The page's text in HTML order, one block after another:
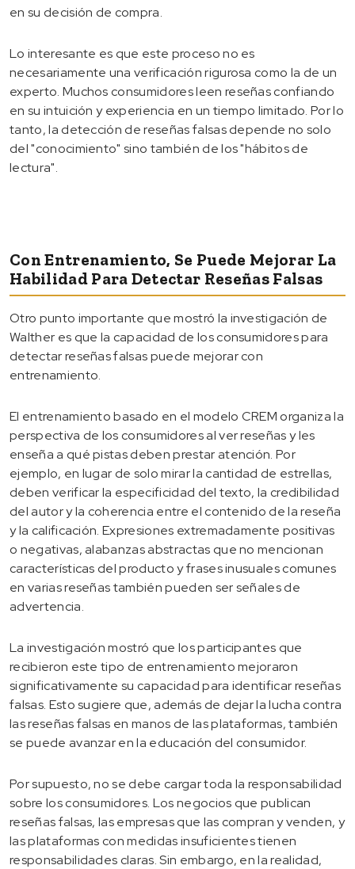
en su decisión de compra.
Lo interesante es que este proceso no es
necesariamente una verificación rigurosa como la de un
experto. Muchos consumidores leen reseñas confiando
en su intuición y experiencia en un tiempo limitado. Por lo
tanto, la detección de reseñas falsas depende no solo
del "conocimiento" sino también de los "hábitos de
lectura".
Con Entrenamiento, Se Puede Mejorar La
Habilidad Para Detectar Reseñas Falsas
Otro punto importante que mostró la investigación de
Walther es que la capacidad de los consumidores para
detectar reseñas falsas puede mejorar con
entrenamiento.
El entrenamiento basado en el modelo CREM organiza la
perspectiva de los consumidores al ver reseñas y les
enseña a qué pistas deben prestar atención. Por
ejemplo, en lugar de solo mirar la cantidad de estrellas,
deben verificar la especificidad del texto, la credibilidad
del autor y la coherencia entre el contenido de la reseña
y la calificación. Expresiones extremadamente positivas
o negativas, alabanzas abstractas que no mencionan
características del producto y frases inusuales comunes
en varias reseñas también pueden ser señales de
advertencia.
La investigación mostró que los participantes que
recibieron este tipo de entrenamiento mejoraron
significativamente su capacidad para identificar reseñas
falsas. Esto sugiere que, además de dejar la lucha contra
las reseñas falsas en manos de las plataformas, también
se puede avanzar en la educación del consumidor.
Por supuesto, no se debe cargar toda la responsabilidad
sobre los consumidores. Los negocios que publican
reseñas falsas, las empresas que las compran y venden, y
las plataformas con medidas insuficientes tienen
responsabilidades claras. Sin embargo, en la realidad,